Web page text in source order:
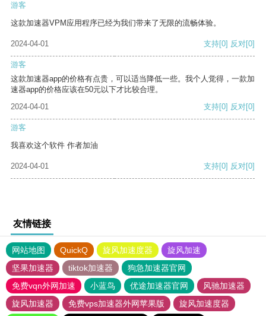
游客
这款加速器VPM应用程序已经为我们带来了无限的流畅体验。
2024-04-01 支持[0] 反对[0]
游客
这款加速器app的价格有点贵，可以适当降低一些。我个人觉得，一款加
速器app的价格应该在50元以下才比较合理。
2024-04-01
支持[0] 反对[0]
游客
我喜欢这个软件 作者加油
2024-04-01 支持[0] 反对[0]
友情链接
网站地图 QuickQ 旋风加速度器
旋风加速
坚果加速器
tiktok加速器
狗急加速器官网
免费vqn外网加速
小蓝鸟 优途加速器官网
风驰加速器
旋风加速器
免费vps加速器外网苹果版
旋风加速度器